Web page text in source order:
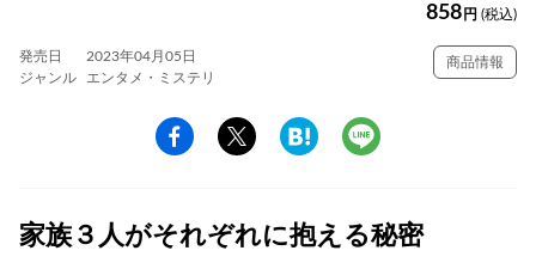
858 円 (税込)
発売日
2023年04月05日
ジャンル
エンタメ・ミステリ
商品情報
家族３人がそれぞれに抱える秘密